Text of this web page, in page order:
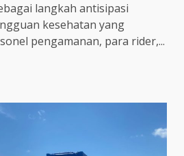
langkah antisipasi
kesehatan yang
pengamanan, para rider,...